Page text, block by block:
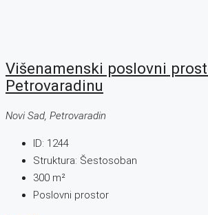
Višenamenski poslovni
Petrovaradinu
Novi Sad, Petrovaradin
ID: 1244
Struktura: Šestosoban
300 m²
Poslovni prostor